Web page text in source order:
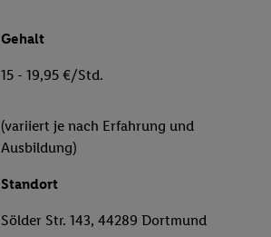
Gehalt
15 - 19,95 €/Std.
(variiert je nach Erfahrung und
Ausbildung)
Standort
Sölder Str. 143, 44289 Dortmund